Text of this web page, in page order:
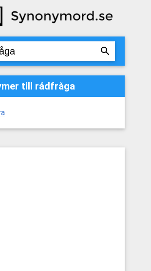
till rådfråga